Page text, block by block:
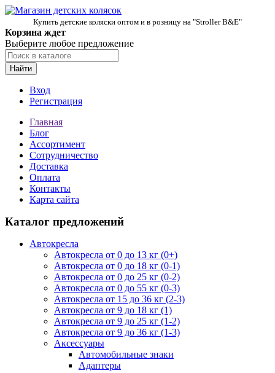
Купить детские коляски оптом и в розницу на "Stroller B&E"
Корзина ждет
Выберите любое предложение
Найти
Вход
Регистрация
Главная
Блог
Ассортимент
Сотрудничество
Доставка
Оплата
Контакты
Карта сайта
Каталог предложений
Автокресла
Автокресла от 0 до 13 кг (0+)
Автокресла от 0 до 18 кг (0-1)
Автокресла от 0 до 25 кг (0-2)
Автокресла от 0 до 55 кг (0-3)
Автокресла от 15 до 36 кг (2-3)
Автокресла от 9 до 18 кг (1)
Автокресла от 9 до 25 кг (1-2)
Автокресла от 9 до 36 кг (1-3)
Аксессуары
Автомобильные знаки
Адаптеры